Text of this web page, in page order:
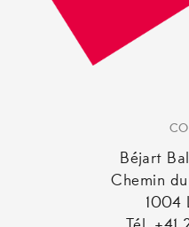
Béjart
Chemin
1004